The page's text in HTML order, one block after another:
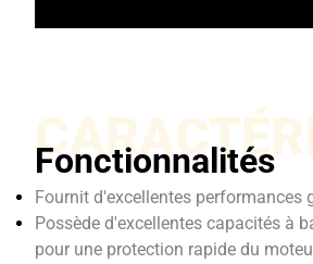
Fonctionnalités
Fournit d'excellentes performances
Possède d'excellentes capacités à
pour une protection rapide du